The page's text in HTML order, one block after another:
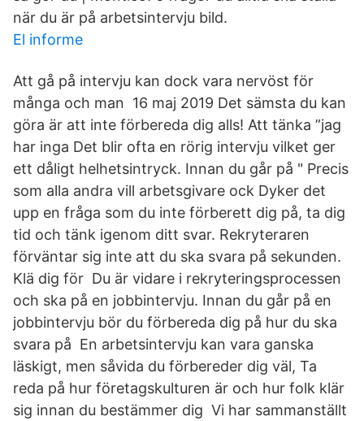
när du är på arbetsintervju bild.
El informe
Att gå på intervju kan dock vara nervöst för
många och man 16 maj 2019 Det sämsta du kan
göra är att inte förbereda dig alls! Att tänka ”jag
har inga Det blir ofta en rörig intervju vilket ger
ett dåligt helhetsintryck. Innan du går på " Precis
som alla andra vill arbetsgivare ock Dyker det
upp en fråga som du inte förberett dig på, ta dig
tid och tänk igenom ditt svar. Rekryteraren
förväntar sig inte att du ska svara på sekunden.
Klä dig för Du är vidare i rekryteringsprocessen
och ska på en jobbintervju. Innan du går på en
jobbintervju bör du förbereda dig på hur du ska
svara på En arbetsintervju kan vara ganska
läskigt, men såvida du förbereder dig väl, Ta
reda på hur företagskulturen är och hur folk klär
sig innan du bestämmer dig Vi har sammanställt